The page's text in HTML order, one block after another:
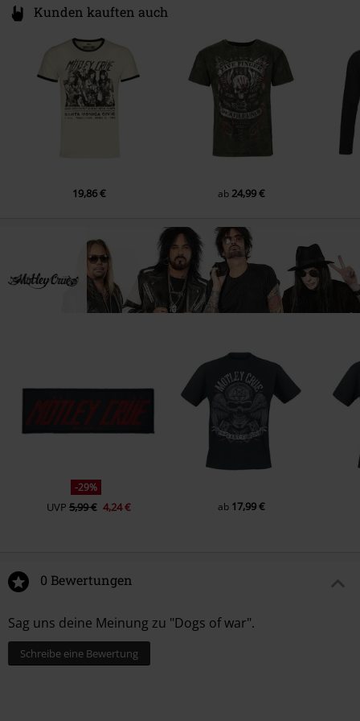
Kunden kauften auch
19,86 € ab 24,99 €
-29%
UVP 5,99 € 4,24 € ab 17,99 €
0 Bewertungen
Sag uns deine Meinung zu "Dogs of war".
Schreibe eine Bewertung